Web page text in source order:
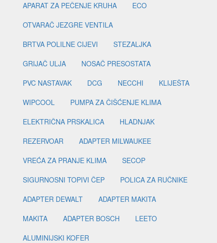
APARAT ZA PEČENJE KRUHA
ECO
OTVARAČ JEZGRE VENTILA
BRTVA POLILNE CIJEVI
STEZALJKA
GRIJAČ ULJA
NOSAČ PRESOSTATA
PVC NASTAVAK
DCG NECCHI
KLIJEŠTA
WIPCOOL
PUMPA ZA ČIŠĆENJE KLIMA
ELEKTRIČNA PRSKALICA
HLADNJAK
REZERVOAR
ADAPTER MILWAUKEE
VREĆA ZA PRANJE KLIMA
SECOP
SIGURNOSNI TOPIVI ČEP
POLICA ZA RUČNIKE
ADAPTER DEWALT
ADAPTER MAKITA
MAKITA
ADAPTER BOSCH
LEETO
ALUMINIJSKI KOFER